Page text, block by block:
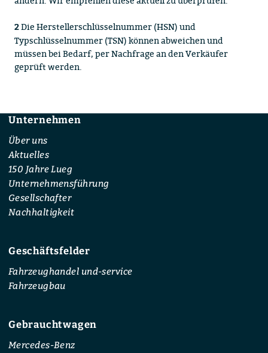
2Die Herstellerschlüsselnummer (HSN) und
Typschlüsselnummer (TSN) können abweichen und
müssen bei Bedarf, per Nachfrage an den Verkäufer
geprüft werden.
Footer
Unternehmen
Über uns
Aktuelles
150 Jahre Lueg
Unternehmensführung
Gesellschafter
Nachhaltigkeit
Geschäftsfelder
Fahrzeughandel und-service
Fahrzeugbau
Gebrauchtwagen
Mercedes-Benz